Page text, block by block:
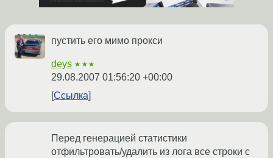
пустить его мимо прокси
deys ★★★
29.08.2007 01:56:20 +00:00
Ссылка
Перед генерацией статистики
отфильтровать/удалить из лога все строки с